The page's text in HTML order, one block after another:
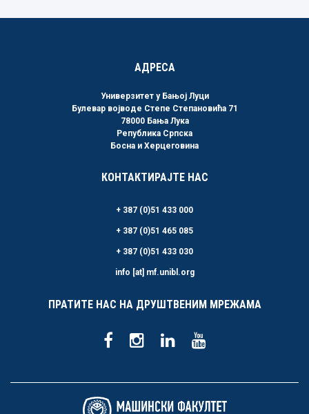
АДРЕСА
Универзитет у Бањој Луци
Булевар војводе Степе Степановића 71
78000 Бања Лука
Република Српска
Босна и Херцеговина
КОНТАКТИРАЈТЕ НАС
+ 387 (0)51 433 000
+ 387 (0)51 465 085
+ 387 (0)51 433 030
info [at] mf.unibl.org
ПРАТИТЕ НАС НА ДРУШТВЕНИМ МРЕЖАМА